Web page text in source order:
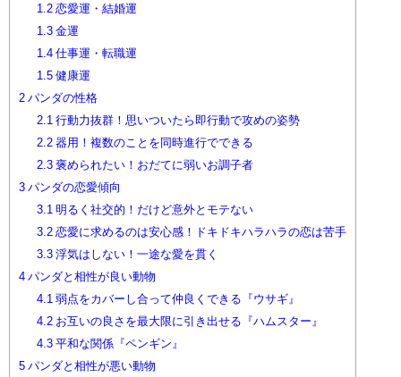
1.2恋愛運・結婚運
1.3金運
1.4仕事運・転職運
1.5健康運
2 パンダの性格
2.1 行動力抜群！思いついたら即行動で攻めの姿勢
2.2器用！複数のことを同時進行でできる
2.3褒められたい！おだてに弱いお調子者
3 パンダの恋愛傾向
3.1 明るく社交的！だけど意外とモテない
3.2恋愛に求めるのは安心感！ドキドキハラハラの恋は苦手
3.3浮気はしない！一途な愛を貫く
4 パンダと相性が良い動物
4.1 弱点をカバーし合って仲良くできる『ウサギ』
4.2お互いの良さを最大限に引き出せる『ハムスター』
4.3平和な関係『ペンギン』
5 パンダと相性が悪い動物